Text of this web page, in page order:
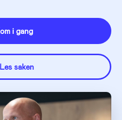
i gang
Les saken